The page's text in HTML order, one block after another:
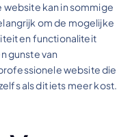
kan in sommige
om de mogelijke
en functionaliteit
gunste van
website die
als dit iets meer kost.